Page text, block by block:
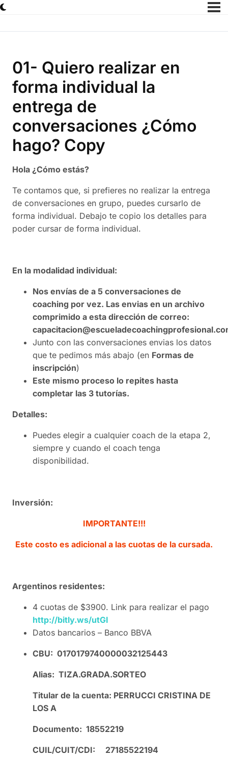
01- Quiero realizar en
forma individual la
entrega de
conversaciones ¿Cómo
hago? Copy
Hola ¿Cómo estás?
Te contamos que, si prefieres no realizar la entrega
de conversaciones en grupo, puedes cursarlo de
forma individual. Debajo te copio los detalles para
poder cursar de forma individual.
En la modalidad individual:
Nos envías de a 5 conversaciones de
coaching por vez. Las envias en un archivo
comprimido a esta dirección de correo:
Junto con las conversaciones envias los datos
que te pedimos más abajo (en Formas de
inscripción)
Este mismo proceso lo repites hasta
completar las 3 tutorías.
Detalles:
Puedes elegir a cualquier coach de la etapa 2,
siempre y cuando el coach tenga
disponibilidad.
Inversión:
IMPORTANTE!!!
Este costo es adicional a las cuotas de la cursada.
Argentinos residentes:
4 cuotas de $3900. Link para realizar el pago
http://bitly.ws/utGI
Datos bancarios – Banco BBVA
CBU: 0170179740000032125443
Alias: TIZA.GRADA.SORTEO
Titular de la cuenta: PERRUCCI CRISTINA DE
LOS A
Documento: 18552219
CUIL/CUIT/CDI: 27185522194